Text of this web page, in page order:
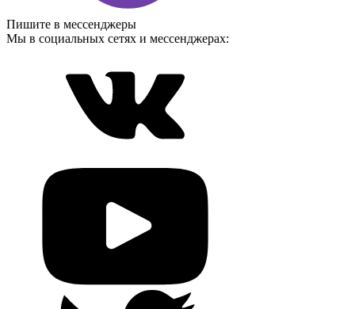
Пишите в мессенджеры
Мы в социальных сетях и мессенджерах: